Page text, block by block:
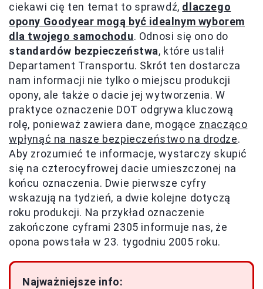
ciekawi cię ten temat to sprawdź, dlaczego
opony Goodyear mogą być idealnym wyborem
dla twojego samochodu. Odnosi się ono do
standardów bezpieczeństwa, które ustalił
Departament Transportu. Skrót ten dostarcza
nam informacji nie tylko o miejscu produkcji
opony, ale także o dacie jej wytworzenia. W
praktyce oznaczenie DOT odgrywa kluczową
rolę, ponieważ zawiera dane, mogące znacząco
wpłynąć na nasze bezpieczeństwo na drodze.
Aby zrozumieć te informacje, wystarczy skupić
się na czterocyfrowej dacie umieszczonej na
końcu oznaczenia. Dwie pierwsze cyfry
wskazują na tydzień, a dwie kolejne dotyczą
roku produkcji. Na przykład oznaczenie
zakończone cyframi 2305 informuje nas, że
opona powstała w 23. tygodniu 2005 roku.
Najważniejsze info: